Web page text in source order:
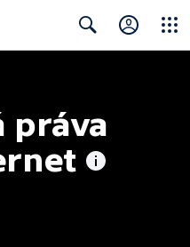
práva